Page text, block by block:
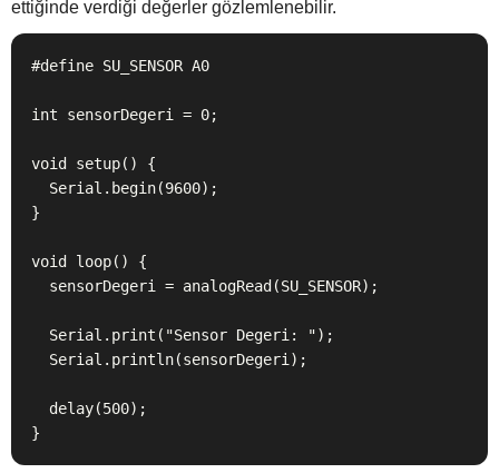
ettiğinde verdiği değerler gözlemlenebilir.
#define SU_SENSOR A0
int sensorDegeri = 0;
void setup() {
}
void loop() {
}